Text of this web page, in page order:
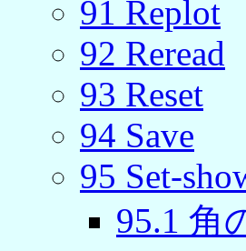
91 Replot
92 Reread
93 Reset
94 Save
95 Set-
95.1 角